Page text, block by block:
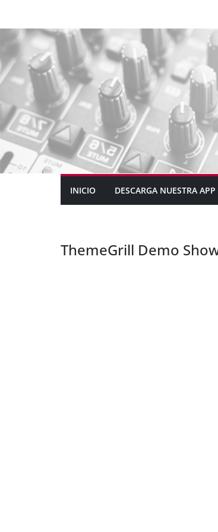
INICIO DESCARGA NUESTRA APP
ThemeGrill Demo